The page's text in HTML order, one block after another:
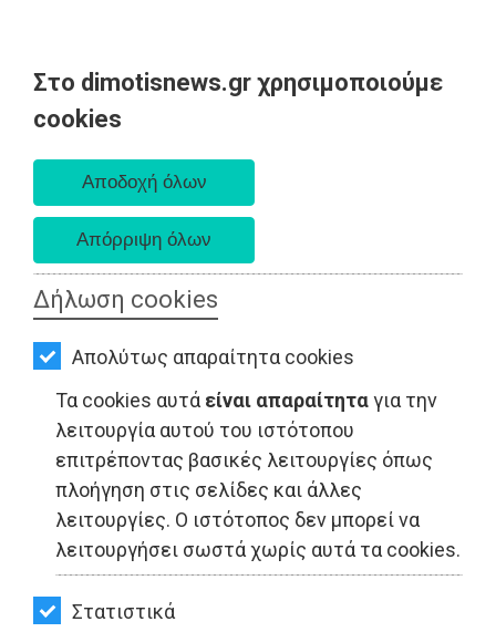
Στο dimotisnews.gr χρησιμοποιούμε
cookies
Δήλωση cookies
Απολύτως απαραίτητα cookies
Τα cookies αυτά είναι απαραίτηταγια την
λειτουργία αυτού του ιστότοπου
επιτρέποντας βασικές λειτουργίες όπως
πλοήγηση στις σελίδες και άλλες
λειτουργίες. Ο ιστότοπος δεν μπορεί να
λειτουργήσει σωστά χωρίς αυτά τα cookies.
Στατιστικά
AΡΧΙΚΗ
ΕΙΔΗΣΕΙΣ
ΠΟΛΙΤΙΚΗ
ΤΟΠΙΚΗ
ΑΥΤΟΔΙΟΙΚΗΣΗ
ΟΙΚΟΝΟΜΙΑ
ΑΘΛΗΤΙΣΜΟΣ
ΠΟΛΙΤΙΣΜΟΣ
ΣΠΙΤΙ-
ΚΗΠΟΣ
ΥΓΕΙΑ
LIFESTYLE
LIFESTYLE - Παλλήνη